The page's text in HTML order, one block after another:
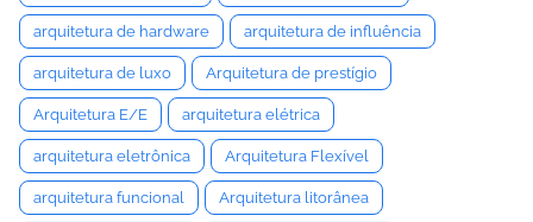
arquitetura de hardware arquitetura de influência
arquitetura de luxo Arquitetura de prestígio
Arquitetura E/E arquitetura elétrica
arquitetura eletrônica Arquitetura Flexível
arquitetura funcional Arquitetura litorânea